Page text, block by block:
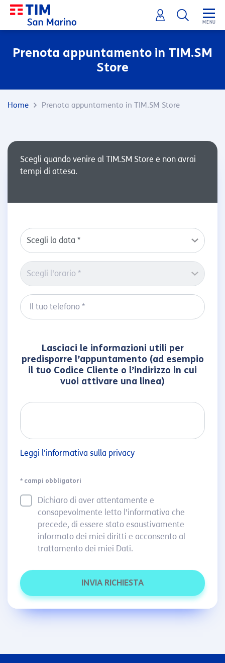
Prenota appuntamento in TIM.SM
Store
Home Prenota appuntamento in TIM.SM Store
Scegli quando venire al TIM.SM Store e non avrai
tempi di attesa.
Lasciaci le informazioni utili per
predisporre l’appuntamento (ad esempio
il tuo Codice Cliente o l’indirizzo in cui
vuoi attivare una linea)
Leggi l'informativa sulla privacy
* campi obbligatori
Dichiaro di aver attentamente e
consapevolmente letto l'informativa che
precede, di essere stato esaustivamente
informato dei miei diritti e acconsento al
trattamento dei miei Dati.
INVIA RICHIESTA
Lunedì - Giovedì 8.45-13 / 15.45-19
×
Leaflet